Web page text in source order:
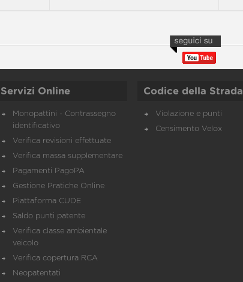
Servizi Online
Monopattini - Contrassegno
identificativo
Verifica revisioni effettuate
Verifica massa supplementare
Pagamenti PagoPA
Gestione Pratiche Online
Piattaforma CUDE
Saldo punti patente
Verifica classe ambientale
veicolo
Verifica copertura RCA
Neopatentati
Codice della Strada
Violazione e punti
Censimento Velox